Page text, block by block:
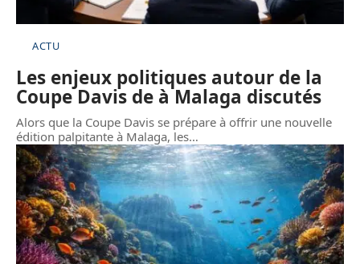
ACTU
Les enjeux politiques autour de la
Coupe Davis de à Malaga discutés
Alors que la Coupe Davis se prépare à offrir une nouvelle
édition palpitante à Malaga, les…